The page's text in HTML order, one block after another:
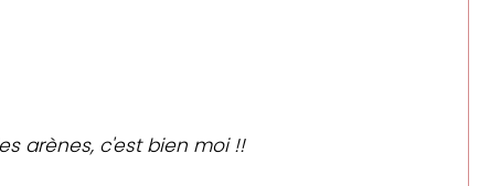
arènes, c'est bien moi !!